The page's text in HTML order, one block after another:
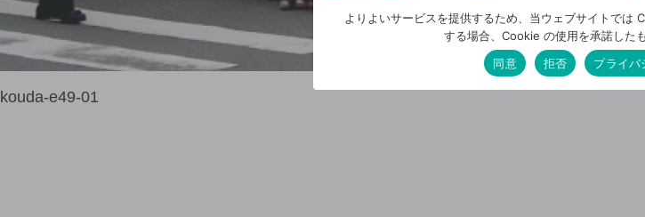
kouda-e49-01
よりよいサービスを提供するため、当ウェブサイトでは
する場合、Cookie の使用を承諾した
同意
拒否 プライバ